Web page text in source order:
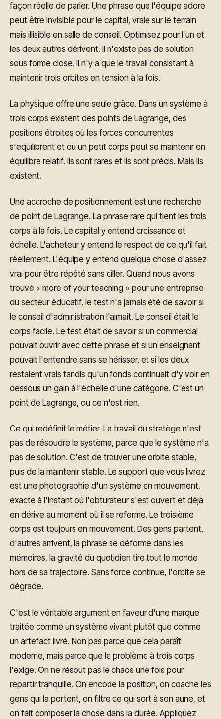
façon réelle de parler. Une phrase que l'équipe adore
peut être invisible pour le capital, vraie sur le terrain
mais illisible en salle de conseil. Optimisez pour l'un et
les deux autres dérivent. Il n'existe pas de solution
sous forme close. Il n'y a que le travail consistant à
maintenir trois orbites en tension à la fois.
La physique offre une seule grâce. Dans un système à
trois corps existent des points de Lagrange, des
positions étroites où les forces concurrentes
s'équilibrent et où un petit corps peut se maintenir en
équilibre relatif. Ils sont rares et ils sont précis. Mais ils
existent.
Une accroche de positionnement est une recherche
de point de Lagrange. La phrase rare qui tient les trois
corps à la fois. Le capital y entend croissance et
échelle. L'acheteur y entend le respect de ce qu'il fait
réellement. L'équipe y entend quelque chose d'assez
vrai pour être répété sans ciller. Quand nous avons
trouvé « more of your teaching » pour une entreprise
du secteur éducatif, le test n'a jamais été de savoir si
le conseil d'administration l'aimait. Le conseil était le
corps facile. Le test était de savoir si un commercial
pouvait ouvrir avec cette phrase et si un enseignant
pouvait l'entendre sans se hérisser, et si les deux
restaient vrais tandis qu'un fonds continuait d'y voir en
dessous un gain à l'échelle d'une catégorie. C'est un
point de Lagrange, ou ce n'est rien.
Ce qui redéfinit le métier. Le travail du stratège n'est
pas de résoudre le système, parce que le système n'a
pas de solution. C'est de trouver une orbite stable,
puis de la maintenir stable. Le support que vous livrez
est une photographie d'un système en mouvement,
exacte à l'instant où l'obturateur s'est ouvert et déjà
en dérive au moment où il se referme. Le troisième
corps est toujours en mouvement. Des gens partent,
d'autres arrivent, la phrase se déforme dans les
mémoires, la gravité du quotidien tire tout le monde
hors de sa trajectoire. Sans force continue, l'orbite se
dégrade.
C'est le véritable argument en faveur d'une marque
traitée comme un système vivant plutôt que comme
un artefact livré. Non pas parce que cela paraît
moderne, mais parce que le problème à trois corps
l'exige. On ne résout pas le chaos une fois pour
repartir tranquille. On encode la position, on coache les
gens qui la portent, on filtre ce qui sort à son aune, et
on fait composer la chose dans la durée. Appliquez